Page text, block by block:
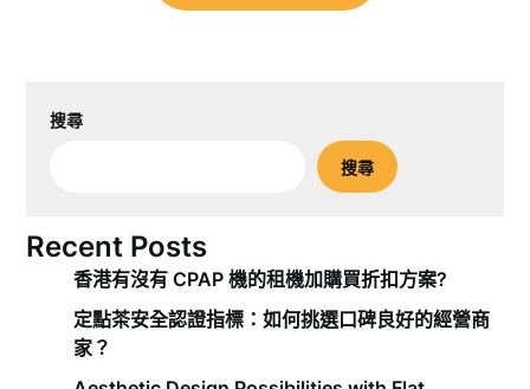
搜尋
搜尋
Recent Posts
香港有沒有 CPAP 機的租機加購買折扣方案?
定點茶安全認證指標：如何挑選口碑良好的經營商
家？